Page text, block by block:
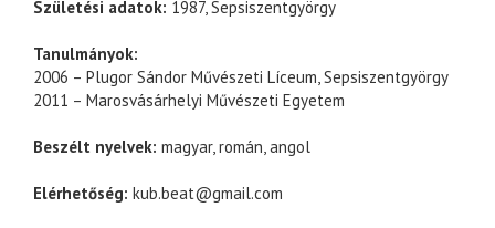
Születési adatok: 1987, Sepsiszentgyörgy
Tanulmányok:
2006 – Plugor Sándor Művészeti Líceum, Sepsiszentgyörgy
2011 – Marosvásárhelyi Művészeti Egyetem
Beszélt nyelvek: magyar, román, angol
Elérhetőség: kub.beat@gmail.com